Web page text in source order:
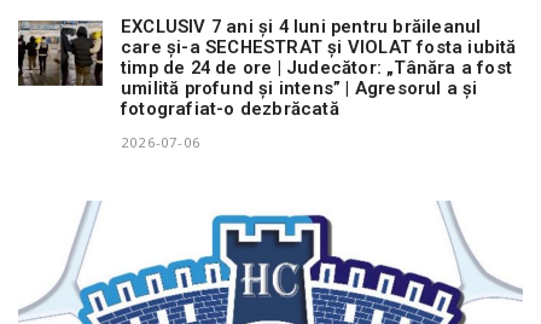
EXCLUSIV 7 ani și 4 luni pentru brăileanul
care și-a SECHESTRAT și VIOLAT fosta iubită
timp de 24 de ore | Judecător: „Tânăra a fost
umilită profund și intens” | Agresorul a și
fotografiat-o dezbrăcată
2026-07-06